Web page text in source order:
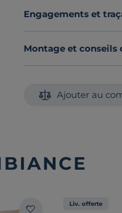
Engagements et
Montage et conseils
Ajouter au
Liv. offerte